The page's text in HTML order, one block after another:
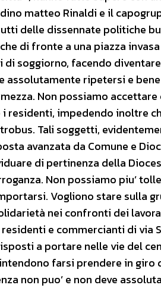
matteo Rinaldi e il
delle dissennate politiche
di fronte a una piazza
di soggiorno, facendo
assolutamente ripetersi e
Non possiamo
residenti, impedendo inoltre
Tali soggetti,
avanzata da Comune e
di pertinenza della
Non possiamo piu’
Vogliono stare sulla
nei confronti dei
e commercianti di via
a portare nelle vie del
farsi prendere in
non puo’ e non deve